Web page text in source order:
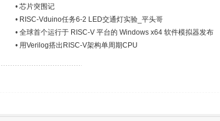
• 芯片突围记
• RISC-Vduino任务6-2 LED交通灯实验_平头哥
• 全球首个运行于 RISC-V 平台的 Windows x64 软件模拟器发布
• 用Verilog搭出RISC-V架构单周期CPU